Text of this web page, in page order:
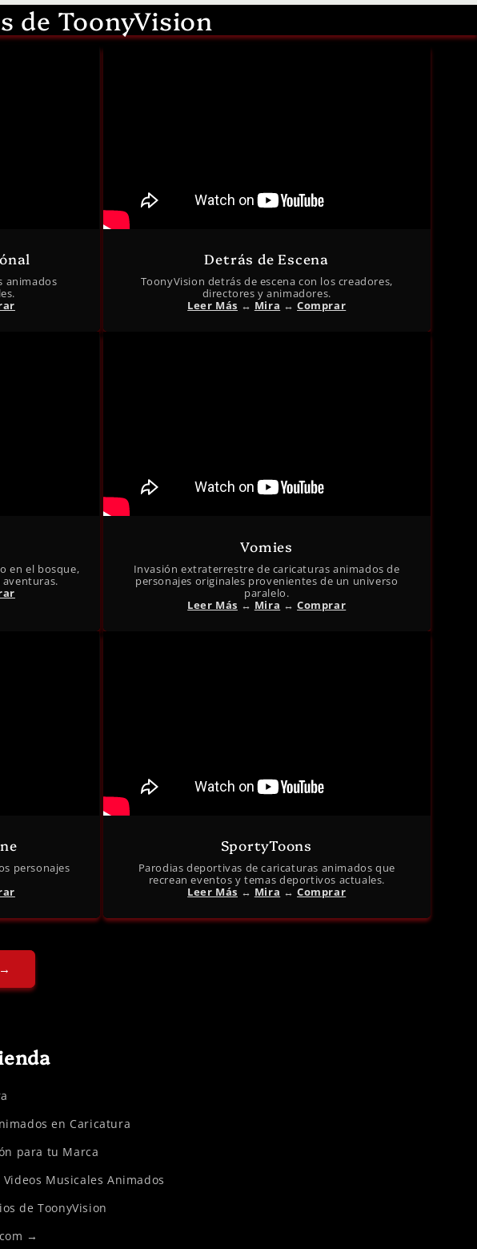
de ToonyVision
animados
Detrás de Escena
ToonyVision detrás de escena con los creadores,
directores y animadores.
Leer Más ↔︎ Mira ↔︎ Comprar
en el bosque,
Vomies
Invasión extraterrestre de caricaturas animados de
personajes originales provenientes de un universo
paralelo.
Leer Más ↔︎ Mira ↔︎ Comprar
personajes
SportyToons
Parodias deportivas de caricaturas animados que
recrean eventos y temas deportivos actuales.
Leer Más ↔︎ Mira ↔︎ Comprar
en Caricatura
para tu Marca
Videos Musicales Animados
de ToonyVision
→